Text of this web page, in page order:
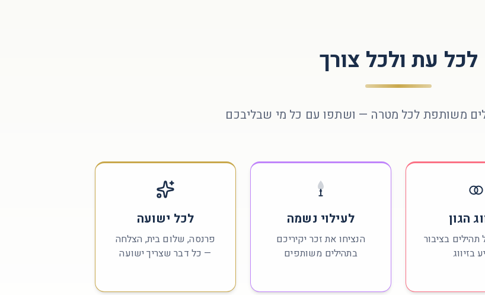
לכל עת ולכל צורך
משותפת לכל מטרה — ושתפו עם כל מי שבליבכם
הגון
בציבור
בזיווג
לעילוי נשמה
הנציחו את זכר יקיריכם
בתהילים משותפים
לכל ישועה
פרנסה, שלום בית, הצלחה
— כל דבר שצריך ישועה